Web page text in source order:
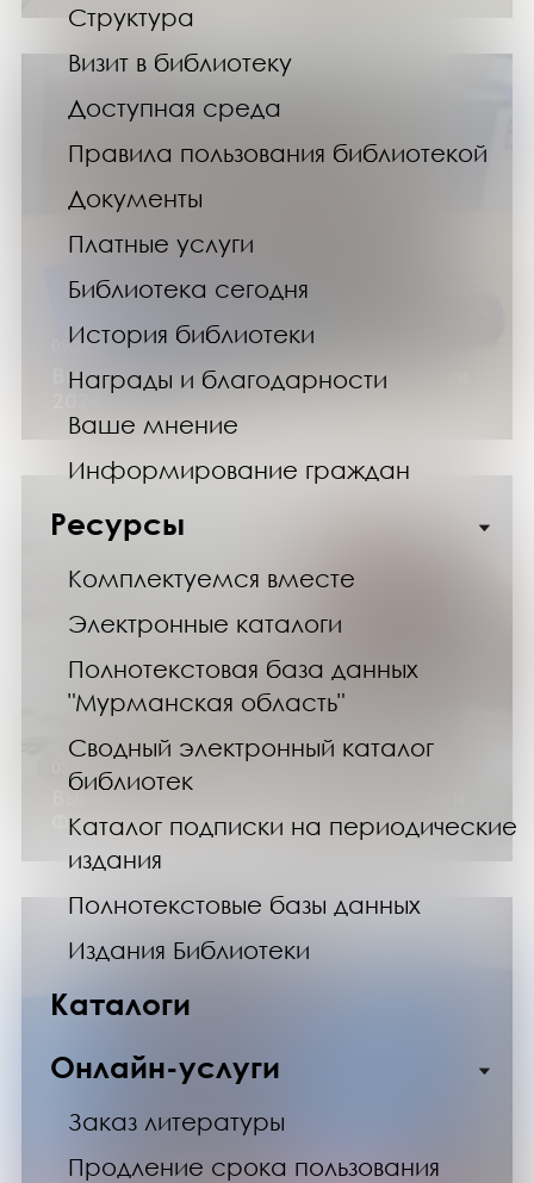
Структура
Визит в библиотеку
Доступная среда
Правила пользования библиотекой
Документы
Платные услуги
Библиотека сегодня
История библиотеки
Награды и благодарности
Ваше мнение
Информирование граждан
Ресурсы
Комплектуемся вместе
Электронные каталоги
Полнотекстовая база данных
"Мурманская область"
Сводный электронный каталог
библиотек
Каталог подписки на периодические
издания
Полнотекстовые базы данных
Издания Библиотеки
Каталоги
Онлайн-услуги
Заказ литературы
Продление срока пользования
09.11.24
Выставка изданий «Литературные юбилеи
2024»
05.11.24
Выставка работ в технике акварель Ольги
Федоровой-Толстой